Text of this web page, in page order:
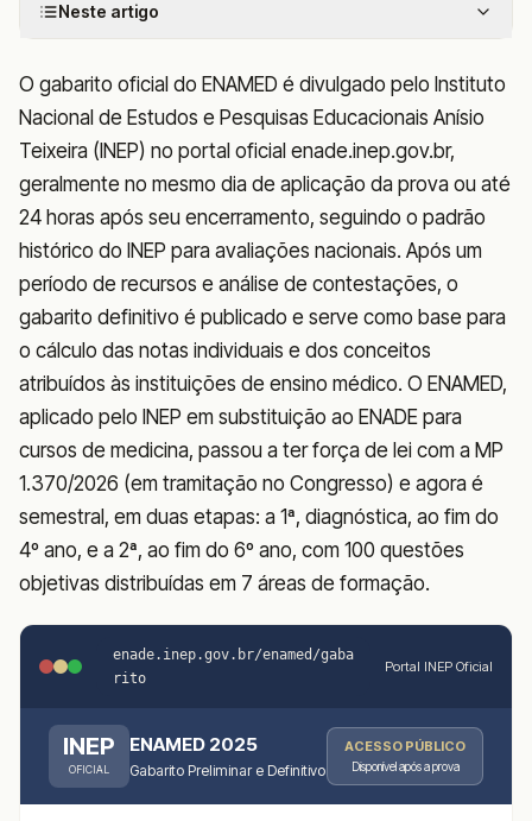
Neste artigo
O gabarito oficial do ENAMED é divulgado pelo Instituto
Nacional de Estudos e Pesquisas Educacionais Anísio
Teixeira (INEP) no portal oficial enade.inep.gov.br,
geralmente no mesmo dia de aplicação da prova ou até
24 horas após seu encerramento, seguindo o padrão
histórico do INEP para avaliações nacionais. Após um
período de recursos e análise de contestações, o
gabarito definitivo é publicado e serve como base para
o cálculo das notas individuais e dos conceitos
atribuídos às instituições de ensino médico. O ENAMED,
aplicado pelo INEP em substituição ao ENADE para
cursos de medicina, passou a ter força de lei com a MP
1.370/2026 (em tramitação no Congresso) e agora é
semestral, em duas etapas: a 1ª, diagnóstica, ao fim do
4º ano, e a 2ª, ao fim do 6º ano, com 100 questões
objetivas distribuídas em 7 áreas de formação.
enade.inep.gov.br/enamed/gaba
rito
Portal INEP Oficial
INEP
OFICIAL
ENAMED 2025
Gabarito Preliminar e Definitivo
ACESSO PÚBLICO
Disponível após a prova